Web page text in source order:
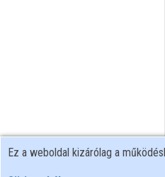
Ez a weboldal kizárólag a